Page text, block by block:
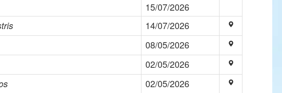
15/07/2026
14/07/2026
08/05/2026
02/05/2026
02/05/2026